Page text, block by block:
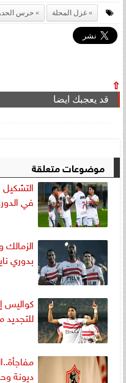
غزل المحلة حرس
⇧
قد يعجبك ايضا
موضوعات متعلقة
في
بدوري
كواليس
للتجديد
ديونة